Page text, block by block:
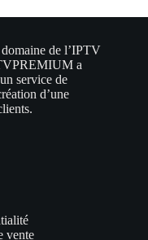
domaine de l’IPTV
a
service de
d’une
vente